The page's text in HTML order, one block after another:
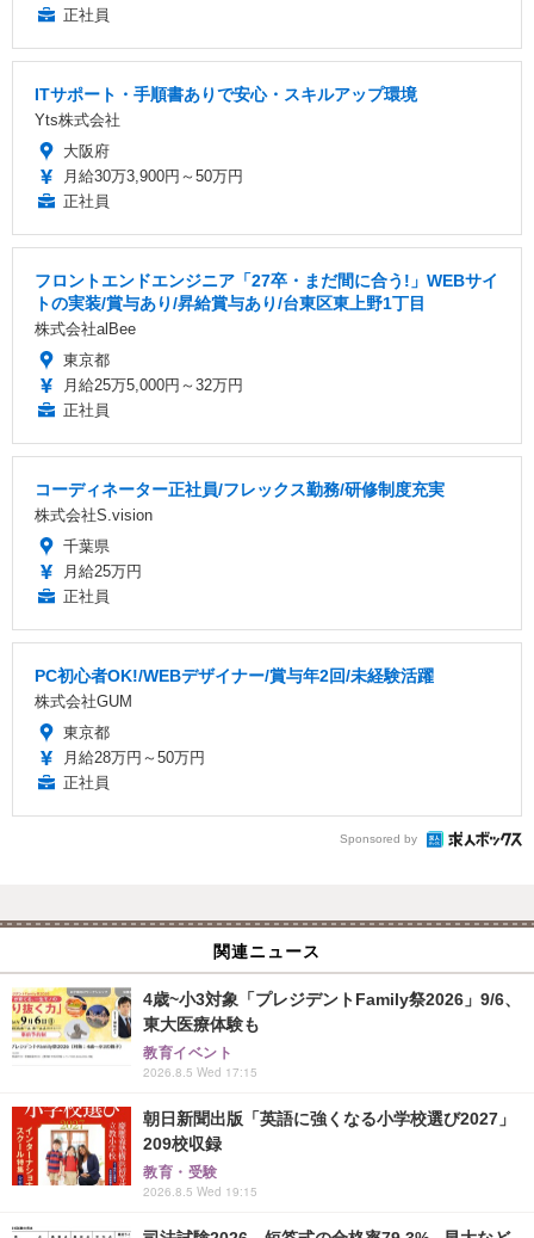
正社員
ITサポート・手順書ありで安心・スキルアップ環境
Yts株式会社
大阪府
月給30万3,900円～50万円
正社員
フロントエンドエンジニア「27卒・まだ間に合う!」WEBサイ
トの実装/賞与あり/昇給賞与あり/台東区東上野1丁目
株式会社alBee
東京都
月給25万5,000円～32万円
正社員
コーディネーター正社員/フレックス勤務/研修制度充実
株式会社S.vision
千葉県
月給25万円
正社員
PC初心者OK!/WEBデザイナー/賞与年2回/未経験活躍
株式会社GUM
東京都
月給28万円～50万円
正社員
Sponsored by
関連ニュース
4歳~小3対象「プレジデントFamily祭2026」9/6、
東大医療体験も
教育イベント
2026.8.5 Wed 17:15
朝日新聞出版「英語に強くなる小学校選び2027」
209校収録
教育・受験
2026.8.5 Wed 19:15